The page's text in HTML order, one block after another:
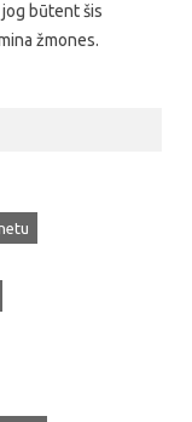
būtent šis
žmones.